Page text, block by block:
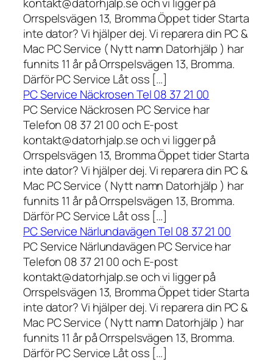
kontakt@datorhjalp.se och vi ligger på
Orrspelsvägen 13, Bromma Öppet tider Starta
inte dator? Vi hjälper dej. Vi reparera din PC &
Mac PC Service ( Nytt namn Datorhjälp ) har
funnits 11 år på Orrspelsvägen 13, Bromma.
Därför PC Service Låt oss […]
PC Service Näckrosen Tel 08 37 21 00
PC Service Näckrosen PC Service har
Telefon 08 37 21 00 och E-post
kontakt@datorhjalp.se och vi ligger på
Orrspelsvägen 13, Bromma Öppet tider Starta
inte dator? Vi hjälper dej. Vi reparera din PC &
Mac PC Service ( Nytt namn Datorhjälp ) har
funnits 11 år på Orrspelsvägen 13, Bromma.
Därför PC Service Låt oss […]
PC Service Närlundavägen Tel 08 37 21 00
PC Service Närlundavägen PC Service har
Telefon 08 37 21 00 och E-post
kontakt@datorhjalp.se och vi ligger på
Orrspelsvägen 13, Bromma Öppet tider Starta
inte dator? Vi hjälper dej. Vi reparera din PC &
Mac PC Service ( Nytt namn Datorhjälp ) har
funnits 11 år på Orrspelsvägen 13, Bromma.
Därför PC Service Låt oss […]